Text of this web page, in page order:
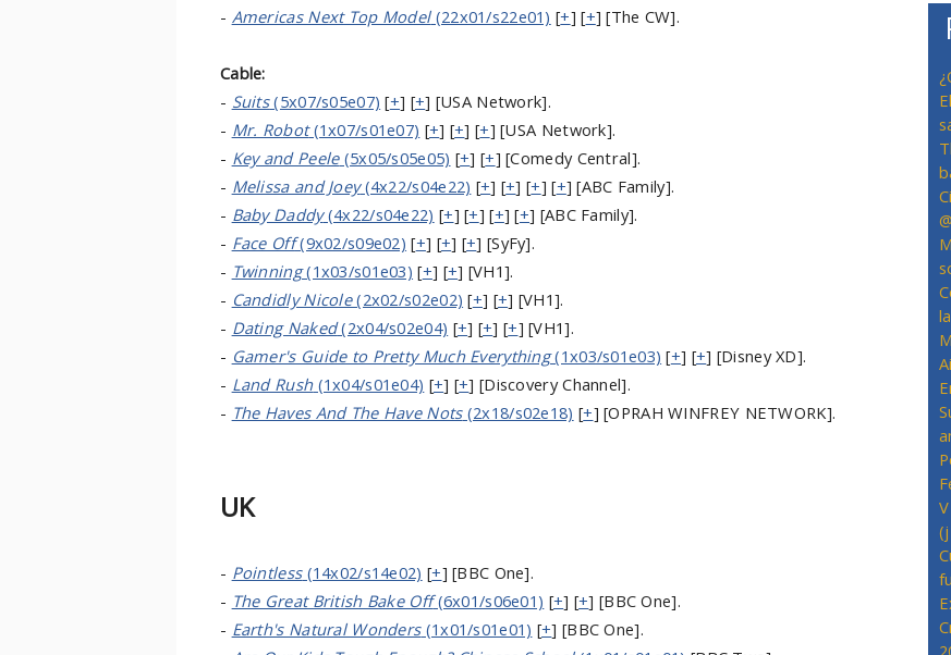
- Americas Next Top Model(22x01/s22e01) [+] [+] [The CW].
Cable:
- Suits(5x07/s05e07) [+] [+] [USA Network].
- Mr. Robot(1x07/s01e07) [+] [+] [+] [USA Network].
- Key and Peele(5x05/s05e05) [+] [+] [Comedy Central].
- Melissa and Joey(4x22/s04e22) [+] [+] [+] [+] [ABC Family].
- Baby Daddy(4x22/s04e22) [+] [+] [+] [+] [ABC Family].
- Face Off(9x02/s09e02) [+] [+] [+] [SyFy].
- Twinning(1x03/s01e03) [+] [+] [VH1].
- Candidly Nicole(2x02/s02e02) [+] [+] [VH1].
- Dating Naked(2x04/s02e04) [+] [+] [+] [VH1].
- Gamer's Guide to Pretty Much Everything(1x03/s01e03) [+] [+] [Disney XD].
- Land Rush(1x04/s01e04) [+] [+] [Discovery Channel].
- The Haves And The Have Nots(2x18/s02e18) [+] [OPRAH WINFREY NETWORK].
UK
- Pointless(14x02/s14e02) [+] [BBC One].
- The Great British Bake Off(6x01/s06e01) [+] [+] [BBC One].
- Earth's Natural Wonders(1x01/s01e01) [+] [BBC One].